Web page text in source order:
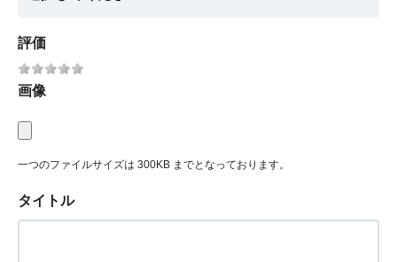
評価
画像
一つのファイルサイズは 300KB までとなっております。
タイトル